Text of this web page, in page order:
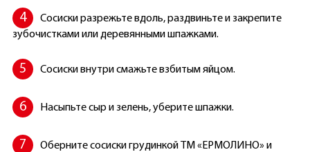
Сосиски разрежьте вдоль, раздвиньте и закрепите
зубочистками или деревянными шпажками.
Сосиски внутри смажьте взбитым яйцом.
Насыпьте сыр и зелень, уберите шпажки.
Оберните сосиски грудинкой ТМ «ЕРМОЛИНО» и